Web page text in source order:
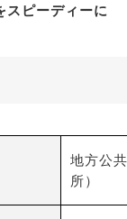
スピーディーに
地方公
所）